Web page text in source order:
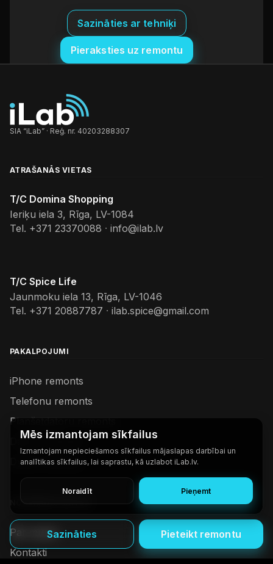
Sazināties Pieteikt remontu
Sazināties ar tehniķi
Pieraksties uz remontu
SIA “iLab” · Reģ. nr. 40203288307
ATRAŠANĀS VIETAS
T/C Domina Shopping
Ieriķu iela 3, Rīga, LV-1084
Tel. +371 23370088 · info@ilab.lv
T/C Spice Life
Jaunmoku iela 13, Rīga, LV-1046
Tel. +371 20887787 · ilab.spice@gmail.com
PAKALPOJUMI
iPhone remonts
Telefonu remonts
Planšetdatoru remonts
Datoru remonts
Dyson remonts
NODERĪGAS SAITES
Par mums
Kontakti
Mēs izmantojam sīkfailus
Izmantojam nepieciešamos sīkfailus mājaslapas darbībai un
analītikas sīkfailus, lai saprastu, kā uzlabot iLab.lv.
Noraidīt Pieņemt